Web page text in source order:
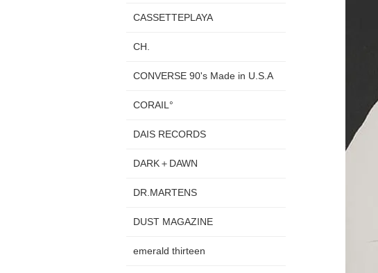
CASSETTEPLAYA
CH.
CONVERSE 90's Made in U.S.A
CORAIL°
DAIS RECORDS
DARK＋DAWN
DR.MARTENS
DUST MAGAZINE
emerald thirteen